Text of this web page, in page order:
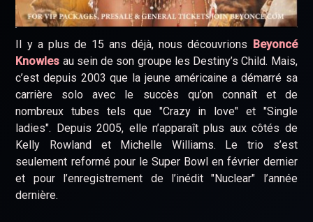
Il y a plus de 15 ans déjà, nous découvrions Beyoncé
Knowles au sein de son groupe les Destiny’s Child. Mais,
c’est depuis 2003 que la jeune américaine a démarré sa
carrière solo avec le succès qu’on connaît et de
nombreux tubes tels que "Crazy in love" et "Single
ladies". Depuis 2005, elle n’apparaît plus aux côtés de
Kelly Rowland et Michelle Williams. Le trio s’est
seulement reformé pour le Super Bowl en février dernier
et pour l’enregistrement de l’inédit "Nuclear" l’année
dernière.